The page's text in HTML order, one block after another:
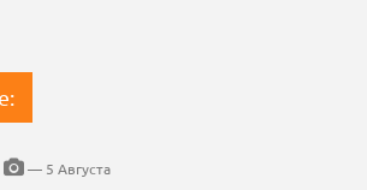
— 5 Августа